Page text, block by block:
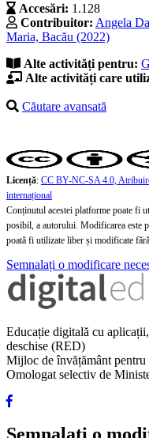
Accesări: 1.128
Contribuitor: Angela
Maria, Bacău (2022)
Alte activități pentru:
Alte activități care
Căutare avansată
Licență: CC BY-NC-SA 4.0,
internațional
Conținutul acestei platforme poate fi
posibil, a autorului. Modificarea este
poată fi utilizate liber și modificate
Semnalați o modificare
Educație digitală cu
deschise (RED)
Mijloc de învățământ
Omologat selectiv de